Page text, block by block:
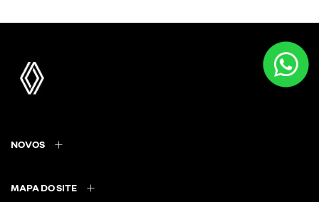
NOVOS
MAPA DO SITE